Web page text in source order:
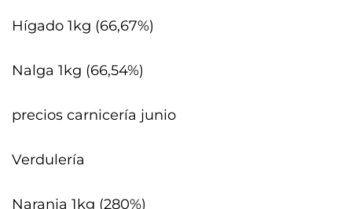
Hígado 1kg (66,67%)
Nalga 1kg (66,54%)
precios carnicería junio
Verdulería
Naranja 1kg (280%)